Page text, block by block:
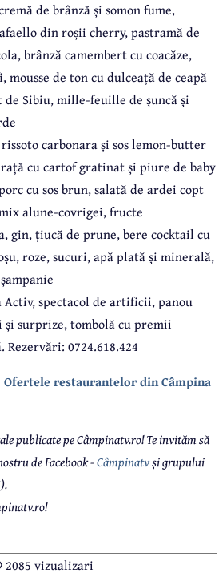
de brânză și somon fume,
din roșii cherry, pastramă de
brânză camembert cu coacăze,
de ton cu dulceață de ceapă
de Sibiu, mille-feuille de șuncă și
carbonara și sos lemon-butter
cu cartof gratinat și piure de baby
cu sos brun, salată de ardei copt
alune-covrigei, fructe
gin, țiucă de prune, bere cocktail cu
roze, sucuri, apă plată și minerală,
spectacol de artificii, panou
și surprize, tombolă cu premii
0724.618.424
Ofertele restaurantelor din Câmpina
publicate pe Câmpinatv.ro! Te invităm să
de Facebook -Câmpinatvși grupului
2085 vizualizari